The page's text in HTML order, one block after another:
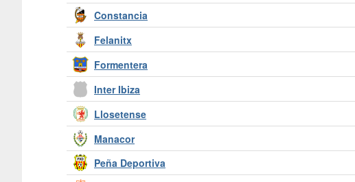
Constancia
Felanitx
Formentera
Inter Ibiza
Llosetense
Manacor
Peña Deportiva